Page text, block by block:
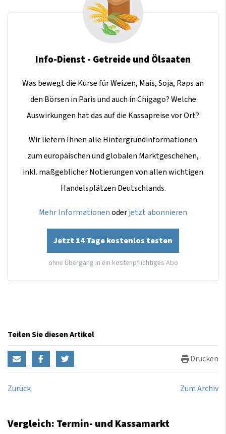
Info-Dienst - Getreide und Ölsaaten
Was bewegt die Kurse für Weizen, Mais, Soja, Raps an
den Börsen in Paris und auch in Chigago? Welche
Auswirkungen hat das auf die Kassapreise vor Ort?
Wir liefern Ihnen alle Hintergrundinformationen
zum europäischen und globalen Marktgeschehen,
inkl. maßgeblicher Notierungen von allen wichtigen
Handelsplätzen Deutschlands.
Mehr Informationenoderjetzt abonnieren
Jetzt 14 Tage kostenlos testen
ohne Übergang in ein kostenpflichtiges Abo
Teilen Sie diesen Artikel
Drucken
Zurück Zum Archiv
Vergleich: Termin- und Kassamarkt